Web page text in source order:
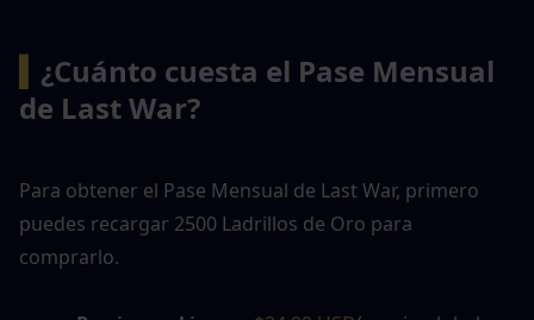
¿Cuánto cuesta el Pase Mensual
de Last War?
Para obtener el Pase Mensual de Last War, primero
puedes recargar 2500 Ladrillos de Oro para
comprarlo.